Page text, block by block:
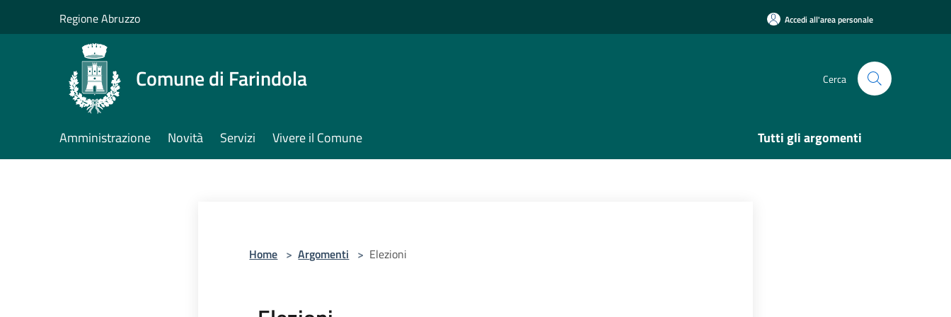
Regione Abruzzo Accedi all'area personale
Comune di Farindola Cerca
Amministrazione Novità Servizi Vivere il Comune Tutti gli argomenti
Home > Argomenti > Elezioni